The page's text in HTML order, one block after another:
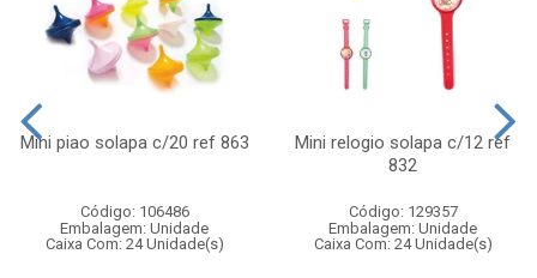
Mini piao solapa c/20 ref 863
Código: 106486
Embalagem: Unidade
Caixa Com: 24 Unidade(s)
Mini relogio solapa c/12 ref
832
Código: 129357
Embalagem: Unidade
Caixa Com: 24 Unidade(s)